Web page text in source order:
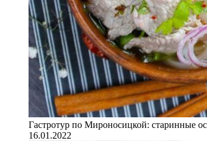
Гастротур по Мироносицкой: старинные
16.01.2022